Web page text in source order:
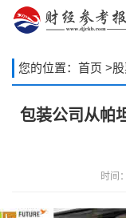
您的位置： 首页 >
包装公司从帕
时间